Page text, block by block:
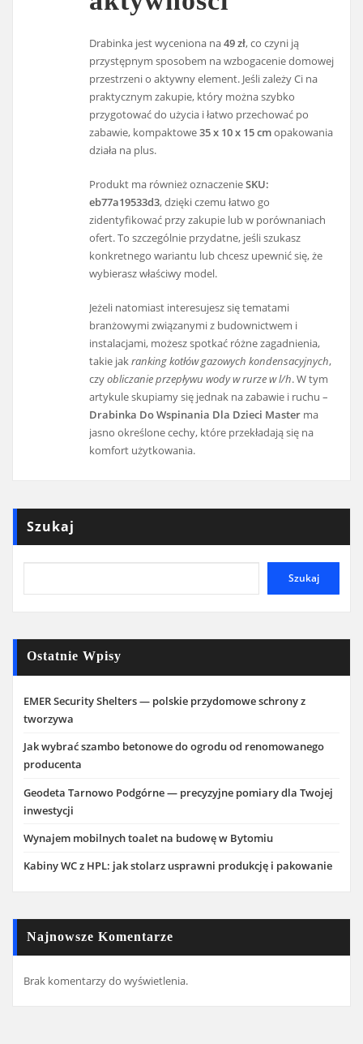
Drabinka jest wyceniona na49 zł, co czyni ją
przystępnym sposobem na wzbogacenie domowej
przestrzeni o aktywny element. Jeśli zależy Ci na
praktycznym zakupie, który można szybko
przygotować do użycia i łatwo przechować po
zabawie, kompaktowe35 x 10 x 15 cmopakowania
działa na plus.
Produkt ma również oznaczenieSKU:
eb77a19533d3, dzięki czemu łatwo go
zidentyfikować przy zakupie lub w porównaniach
ofert. To szczególnie przydatne, jeśli szukasz
konkretnego wariantu lub chcesz upewnić się, że
wybierasz właściwy model.
Jeżeli natomiast interesujesz się tematami
branżowymi związanymi z budownictwem i
instalacjami, możesz spotkać różne zagadnienia,
takie jakranking kotłów gazowych kondensacyjnych,
czyobliczanie przepływu wody w rurze w l/h. W tym
artykule skupiamy się jednak na zabawie i ruchu –
Drabinka Do Wspinania Dla Dzieci Master ma
jasno określone cechy, które przekładają się na
komfort użytkowania.
Szukaj
Szukaj
Ostatnie Wpisy
EMER Security Shelters — polskie przydomowe schrony z
tworzywa
Jak wybrać szambo betonowe do ogrodu od renomowanego
producenta
Geodeta Tarnowo Podgórne — precyzyjne pomiary dla Twojej
inwestycji
Wynajem mobilnych toalet na budowę w Bytomiu
Kabiny WC z HPL: jak stolarz usprawni produkcję i pakowanie
Najnowsze Komentarze
Brak komentarzy do wyświetlenia.